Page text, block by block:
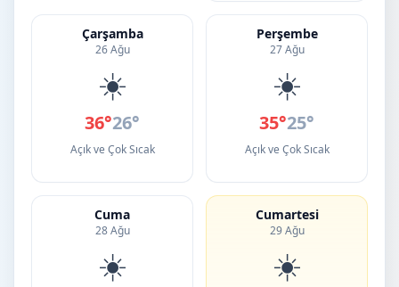
Çarşamba
26 Ağu
☀️
36°26°
Açık ve Çok Sıcak
Perşembe
27 Ağu
☀️
35°25°
Açık ve Çok Sıcak
Cuma
28 Ağu
☀️
Cumartesi
29 Ağu
☀️